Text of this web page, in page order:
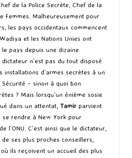
de la Police Secrète, Chef de la
Femmes. Malheureusement pour
les pays occidentaux commencent
et les Nations Unies ont
pays depuis une dizaine
dictateur n’est pas du tout disposé
installations d’armes secrètes à un
– sinon à quoi bon
? Mais lorsqu’un énième sosie
dans un attentat, Tamir parvient
se rendre à New York pour
l’ONU. C’est ainsi que le dictateur,
de ses plus proches conseillers,
ils reçoivent un accueil des plus